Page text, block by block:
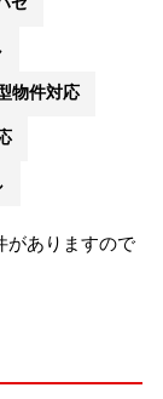
物件対応
がありますので